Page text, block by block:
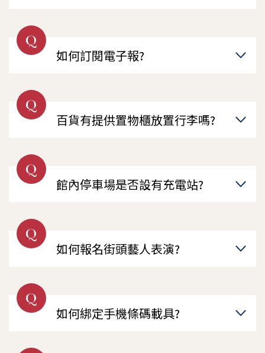
Q
如何訂閱電子報?
Q
百貨有提供置物櫃放置行李嗎?
Q
館內停車場是否設有充電站?
Q
如何報名街頭藝人表演?
Q
如何綁定手機條碼載具?